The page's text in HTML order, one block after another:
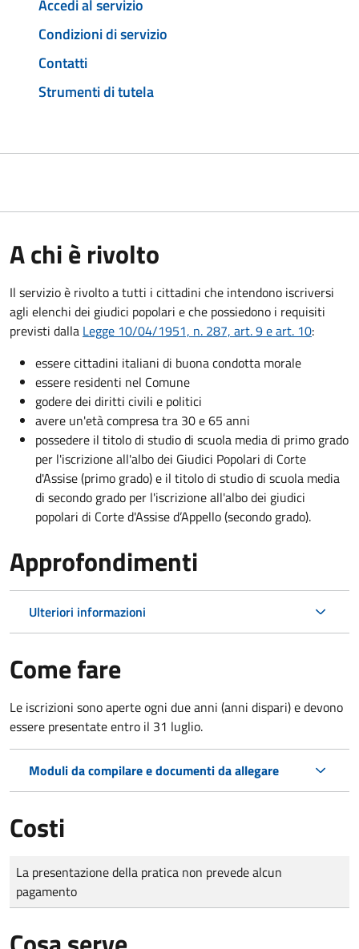
Accedi al servizio
Condizioni di servizio
Contatti
Strumenti di tutela
A chi è rivolto
Il servizio è rivolto a tutti i cittadini che intendono iscriversi
agli elenchi dei giudici popolari e che possiedono i requisiti
previsti dalla Legge 10/04/1951, n. 287, art. 9 e art. 10:
essere cittadini italiani di buona condotta morale
essere residenti nel Comune
godere dei diritti civili e politici
avere un'età compresa tra 30 e 65 anni
possedere il titolo di studio di scuola media di primo grado
per l'iscrizione all'albo dei Giudici Popolari di Corte
d'Assise (primo grado) e il titolo di studio di scuola media
di secondo grado per l'iscrizione all'albo dei giudici
popolari di Corte d'Assise d’Appello (secondo grado).
Approfondimenti
Ulteriori informazioni
Come fare
Le iscrizioni sono aperte ogni due anni (anni dispari) e devono
essere presentate entro il 31 luglio.
Moduli da compilare e documenti da allegare
Costi
Tipo di pagamento
Importo
La presentazione della pratica non prevede alcun
pagamento